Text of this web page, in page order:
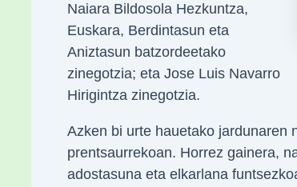
Naiara Bildosola Hezkuntza,
Euskara, Berdintasun eta
Aniztasun batzordeetako
zinegotzia; eta Jose Luis Navarro
Hirigintza zinegotzia.
Azken bi urte hauetako jardunaren
prentsaurrekoan. Horrez gainera,
adostasuna eta elkarlana